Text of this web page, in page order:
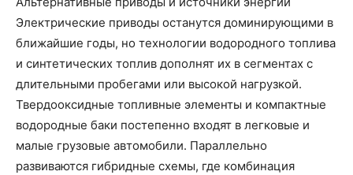
Электрические приводы останутся доминирующими в
ближайшие годы, но технологии водородного топлива
и синтетических топлив дополнят их в сегментах с
длительными пробегами или высокой нагрузкой.
Твердооксидные топливные элементы и компактные
водородные баки постепенно входят в легковые и
малые грузовые автомобили. Параллельно
развиваются гибридные схемы, где комбинация